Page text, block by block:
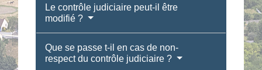
Le contrôle judiciaire peut-il être
modifié ?
Que se passe t-il en cas de non-
respect du contrôle judiciaire ?